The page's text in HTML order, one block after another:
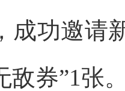
成功邀请
敌券”1张